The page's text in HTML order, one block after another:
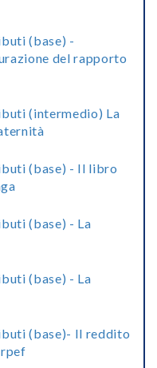
(base) -
del rapporto
(intermedio) La
(base) - Il libro
(base) - La
(base) - La
(base)- Il reddito